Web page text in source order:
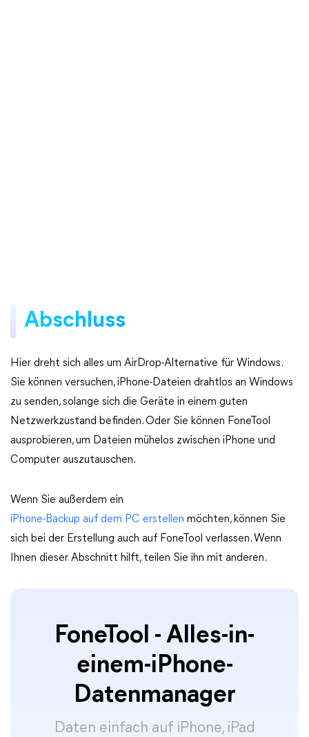
Abschluss
Hier dreht sich alles um AirDrop-Alternative für Windows.
Sie können versuchen, iPhone-Dateien drahtlos an Windows
zu senden, solange sich die Geräte in einem guten
Netzwerkzustand befinden. Oder Sie können FoneTool
ausprobieren, um Dateien mühelos zwischen iPhone und
Computer auszutauschen.
Wenn Sie außerdem ein
iPhone-Backup auf dem PC erstellen möchten, können Sie
sich bei der Erstellung auch auf FoneTool verlassen. Wenn
Ihnen dieser Abschnitt hilft, teilen Sie ihn mit anderen.
FoneTool - Alles-in-
einem-iPhone-
Datenmanager
Daten einfach auf iPhone, iPad